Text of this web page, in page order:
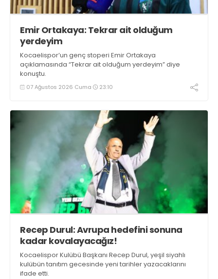
Emir Ortakaya: Tekrar ait olduğum
yerdeyim
Kocaelispor’un genç stoperi Emir Ortakaya
açıklamasında “Tekrar ait olduğum yerdeyim” diye
konuştu.
07 Ağustos 2026 Cuma 23:10
Recep Durul: Avrupa hedefini sonuna
kadar kovalayacağız!
Kocaelispor Kulübü Başkanı Recep Durul, yeşil siyahlı
kulübün tanıtım gecesinde yeni tarihler yazacaklarını
ifade etti.